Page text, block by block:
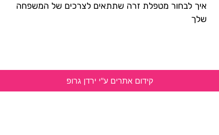
איך לבחור מטפלת זרה שתתאים לצרכים של המשפחה
שלך
קידום אתרים ע"י ירדן גרופ